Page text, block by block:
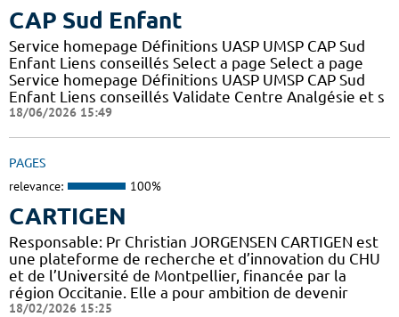
CAP Sud Enfant
Service homepage Définitions UASP UMSP CAP Sud
Enfant Liens conseillés Select a page Select a page
Service homepage Définitions UASP UMSP CAP Sud
Enfant Liens conseillés Validate Centre Analgésie et s
18/06/2026 15:49
PAGES
relevance: 100%
CARTIGEN
Responsable: Pr Christian JORGENSEN CARTIGEN est
une plateforme de recherche et d’innovation du CHU
et de l’Université de Montpellier, financée par la
région Occitanie. Elle a pour ambition de devenir
18/02/2026 15:25